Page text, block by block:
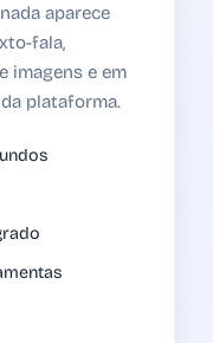
aparece
fala,
imagens e em
plataforma.